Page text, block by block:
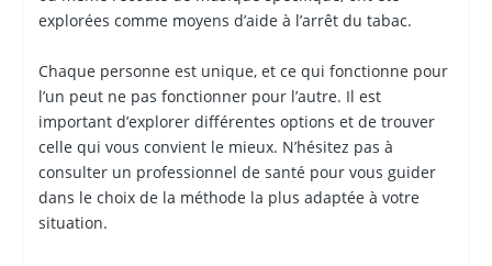
explorées comme moyens d’aide à l’arrêt du tabac.
Chaque personne est unique, et ce qui fonctionne pour
l’un peut ne pas fonctionner pour l’autre. Il est
important d’explorer différentes options et de trouver
celle qui vous convient le mieux. N’hésitez pas à
consulter un professionnel de santé pour vous guider
dans le choix de la méthode la plus adaptée à votre
situation.